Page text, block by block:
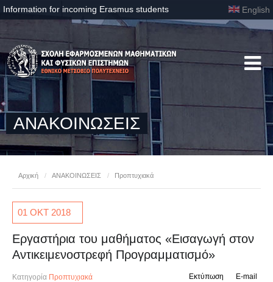
Information for incoming Erasmus students English
ΑΝΑΚΟΙΝΩΣΕΙΣ
Αρχική / ΑΝΑΚΟΙΝΩΣΕΙΣ / Προπτυχιακά
01 ΟΚΤ 2018
Εργαστήρια του μαθήματος «Εισαγωγή στον
Αντικειμενοστρεφή Προγραμματισμό»
Κατηγορία Προπτυχιακά E-mail
Εκτύπωση